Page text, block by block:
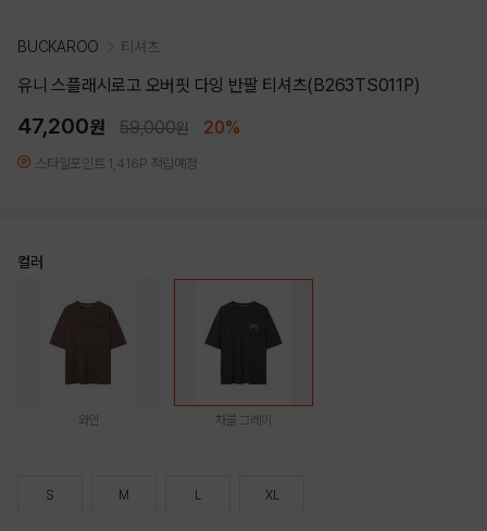
BUCKAROO 티셔츠
유니 스플래시로고 오버핏 다잉 반팔 티셔츠(B263TS011P)
47,200원 59,000원 20%
스타일포인트 1,416P 적립예정
컬러
와인 차콜 그레이
S M L XL